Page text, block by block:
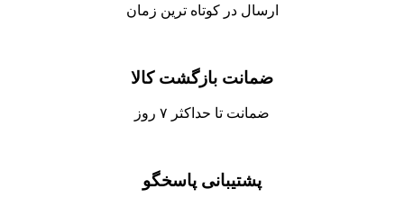
ارسال در کوتاه ترین زمان
ضمانت بازگشت کالا
ضمانت تا حداکثر ۷ روز
پشتیبانی پاسخگو